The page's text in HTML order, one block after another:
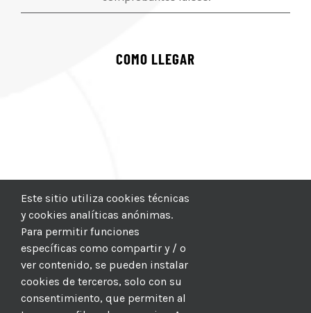
COMO LLEGAR
Este sitio utiliza cookies técnicas
y cookies analíticas anónimas.
Para permitir funciones
específicas como compartir y / o
ver contenido, se pueden instalar
cookies de terceros, solo con su
consentimiento, que permiten al